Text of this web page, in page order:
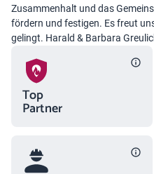
Zusammenhalt und das
fördern und festigen. Es freut
gelingt. Harald & Barbara
Top
Partner